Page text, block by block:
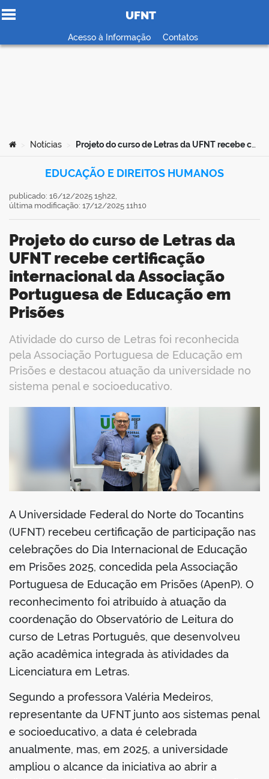
Ir para o conteúdo
UFNT
Acesso à Informação Contatos
Você está aqui:
Notícias Projeto do curso de Letras da UFNT recebe certificação internacional da Associação Portuguesa de Educação em Prisões
EDUCAÇÃO E DIREITOS HUMANOS
Projeto do curso de Letras da
UFNT recebe certificação
internacional da Associação
Portuguesa de Educação em
Prisões
Atividade do curso de Letras foi reconhecida
pela Associação Portuguesa de Educação em
Prisões e destacou atuação da universidade no
sistema penal e socioeducativo.
publicado: 16/12/2025 15h22,
última modificação: 17/12/2025 11h10
A Universidade Federal do Norte do Tocantins
(UFNT) recebeu certificação de participação nas
celebrações do Dia Internacional de Educação
em Prisões 2025, concedida pela Associação
Portuguesa de Educação em Prisões (ApenP). O
reconhecimento foi atribuído à atuação da
coordenação do Observatório de Leitura do
curso de Letras Português, que desenvolveu
ação acadêmica integrada às atividades da
Licenciatura em Letras.
Segundo a professora Valéria Medeiros,
representante da UFNT junto aos sistemas penal
e socioeducativo, a data é celebrada
anualmente, mas, em 2025, a universidade
ampliou o alcance da iniciativa ao abrir a